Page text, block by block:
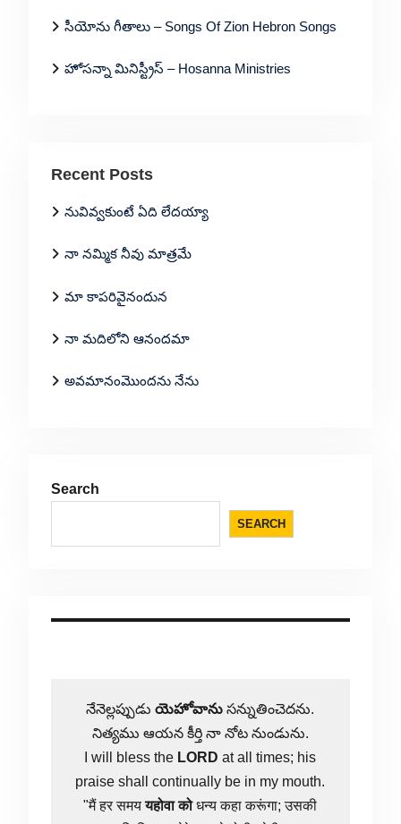
సీయోను గీతాలు – Songs Of Zion Hebron Songs
హోసన్నా మినిస్ట్రీస్ – Hosanna Ministries
Recent Posts
నువివ్వకుంటే ఏది లేదయ్యా
నా నమ్మిక నీవు మాత్రమే
మా కాపరివైనందున
నా మదిలోని ఆనందమా
అవమానంమొందను నేను
Search
SEARCH
నేనెల్లప్పుడుయెహోవాను సన్నుతించెదను.
నిత్యము ఆయన కీర్తి నా నోట నుండును.
I will bless the LORD at all times; his
praise shall continually be in my mouth.
"मैं हर समययहोवा कोधन्य कहा करूंगा; उसकी